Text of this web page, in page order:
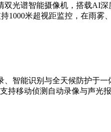
光谱智能摄像机，搭载AI
米超视距监控，在雨雾
智能识别与全天候防护于
持移动侦测自动录像与声光